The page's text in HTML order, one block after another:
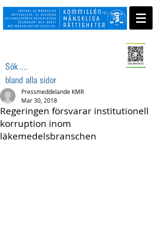
Sök ....
bland alla sidor
Regeringen försvarar institutionell
korruption inom
läkemedelsbranschen
Pressmeddelande KMR
Mar 30, 2018